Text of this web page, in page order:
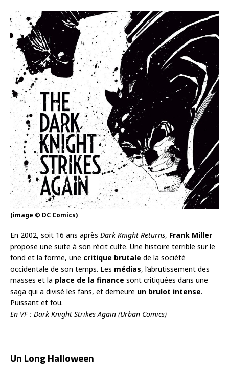
(image © DC Comics)
En 2002, soit 16 ans après Dark Knight Returns, Frank Miller
propose une suite à son récit culte. Une histoire terrible sur le
fond et la forme, une critique brutale de la société
occidentale de son temps. Les médias, l’abrutissement des
masses et la place de la finance sont critiquées dans une
saga qui a divisé les fans, et demeure un brulot intense.
Puissant et fou.
En VF : Dark Knight Strikes Again (Urban Comics)
Un Long Halloween